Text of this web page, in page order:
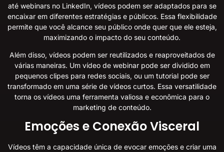
até webinars no LinkedIn, vídeos podem ser adaptados para se
encaixar em diferentes estratégias e públicos. Essa flexibilidade
permite que você alcance seu público onde quer que ele esteja,
maximizando o impacto do seu conteúdo.
Além disso, vídeos podem ser reutilizados e reaproveitados de
várias maneiras. Um vídeo de webinar pode ser dividido em
pequenos clipes para redes sociais, ou um tutorial pode ser
transformado em uma série de vídeos curtos. Essa versatilidade
torna os vídeos uma ferramenta valiosa e econômica para o
marketing de conteúdo.
Emoções e Conexão Visceral
Vídeos têm a capacidade única de evocar emoções e criar uma